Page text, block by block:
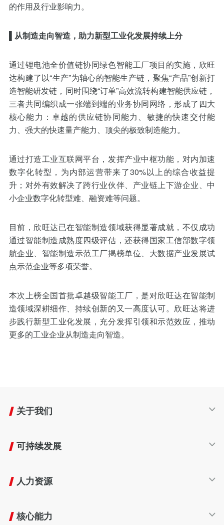
的作用及行业影响力。
从制造走向智造，助力新型工业化发展持续上分
通过锂电池全价值链协同绿色智能工厂项目的实施，欣旺
达构建了以“生产”为轴心的智能生产链，聚焦“产品”创新打
造智能研发链，同时围绕“订单”高效流转构建智能供应链，
三者共同编织成一张端到端的业务协同网络，形成了四大
核心能力：卓越的供应链协同能力、敏捷的快速交付能
力、强大的快速量产能力、顶尖的极致制造能力。
通过打造工业互联网平台，发挥产业中枢功能，对内加速
数字化转型，为内部运营带来了30%以上的综合收益提
升；对外有效解决了跨行业伙伴、产业链上下游企业、中
小企业数字化转型难、融资难等问题。
目前，欣旺达已在智能制造领域获得显著成就，不仅成功
通过智能制造成熟度四级评估，还获得国家工信部数字领
航企业、智能制造示范工厂揭榜单位、大数据产业发展试
点示范企业等多项荣誉。
本次上榜全国首批卓越级智能工厂，是对欣旺达在智能制
造领域深耕细作、持续创新的又一高度认可。欣旺达将进
步践行新型工业化发展，充分发挥引领和示范效应，推动
更多的工业企业从制造走向智造。
关于我们
发展历程
企业文化
可持续发展
生命周期
责任商业
人力资源
员工福利
核心能力